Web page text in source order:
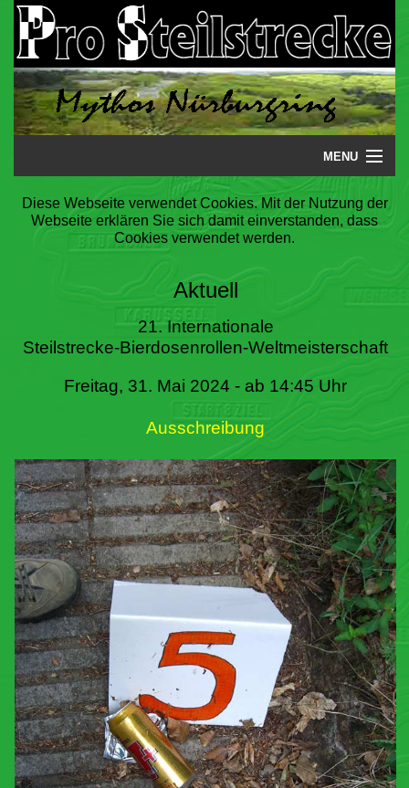
MENU
Startseite
Steilstrecke
Literatur
Termine
Diese Webseite verwendet Cookies. Mit der Nutzung der
Webseite erklären Sie sich damit einverstanden, dass
Cookies verwendet werden.
Aktuell
21. Internationale
Steilstrecke-Bierdosenrollen-Weltmeisterschaft
Freitag, 31. Mai 2024 - ab 14:45 Uhr
Ausschreibung